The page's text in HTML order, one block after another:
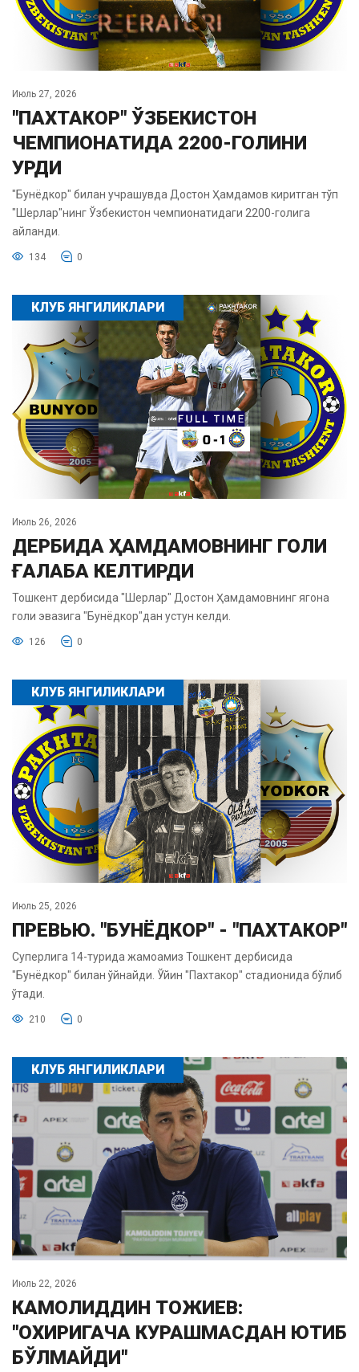
Июль 27, 2026
"ПАХТАКОР" ЎЗБЕКИСТОН
ЧЕМПИОНАТИДА 2200-ГОЛИНИ
УРДИ
"Бунёдкор" билан учрашувда Достон Ҳамдамов киритган тўп
"Шерлар"нинг Ўзбекистон чемпионатидаги 2200-голига
айланди.
134 0
КЛУБ ЯНГИЛИКЛАРИ
Июль 26, 2026
ДЕРБИДА ҲАМДАМОВНИНГ ГОЛИ
ҒАЛАБА КЕЛТИРДИ
Тошкент дербисида "Шерлар" Достон Ҳамдамовнинг ягона
голи эвазига "Бунёдкор"дан устун келди.
126 0
КЛУБ ЯНГИЛИКЛАРИ
Июль 25, 2026
ПРЕВЬЮ. "БУНЁДКОР" - "ПАХТАКОР"
Суперлига 14-турида жамоамиз Тошкент дербисида
"Бунёдкор" билан ўйнайди. Ўйин "Пахтакор" стадионида бўлиб
ўтади.
210 0
КЛУБ ЯНГИЛИКЛАРИ
Июль 22, 2026
КАМОЛИДДИН ТОЖИЕВ:
"ОХИРИГАЧА КУРАШМАСДАН ЮТИБ
БЎЛМАЙДИ"